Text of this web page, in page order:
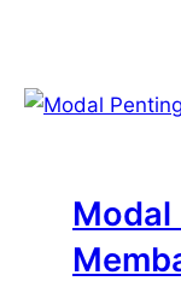
b
k